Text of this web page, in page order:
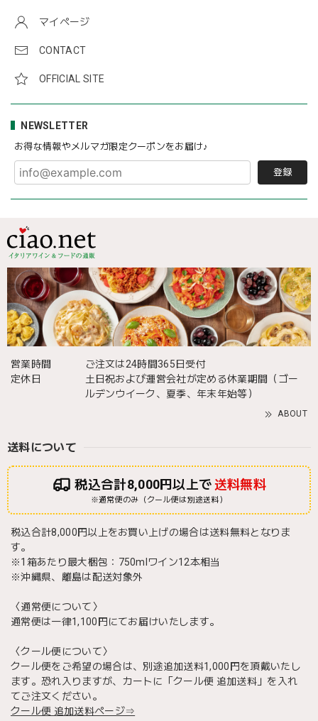
マイページ
CONTACT
OFFICIAL SITE
NEWSLETTER
お得な情報やメルマガ限定クーポンをお届け♪
登録
営業時間
ご注文は24時間365日受付
定休日
土日祝および運営会社が定める休業期間（ゴー
ルデンウイーク、夏季、年末年始等）
ABOUT
送料について
税込合計8,000円以上で送料無料
※通常便のみ（クール便は別途送料）
税込合計8,000円以上をお買い上げの場合は送料無料となりま
す。
※1箱あたり最大梱包：750mlワイン12本相当
※沖縄県、離島は配送対象外
〈通常便について〉
通常便は一律1,100円にてお届けいたします。
〈クール便について〉
クール便をご希望の場合は、別途追加送料1,000円を頂戴いたし
ます。恐れ入りますが、カートに「クール便 追加送料」を入れ
てご注文ください。
クール便 追加送料ページ⇒